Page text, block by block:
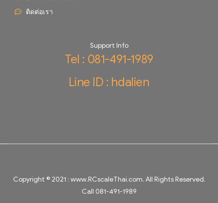
ติดต่อเรา
Support Info
Tel : 081-491-1989
Line ID : hdalien
Copyright © 2021 : www.RCscaleThai.com. All Rights Reserved.
Call 081-491-1989